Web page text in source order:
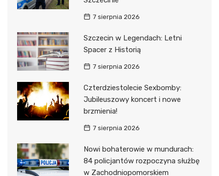
7 sierpnia 2026
Szczecin w Legendach: Letni
Spacer z Historią
7 sierpnia 2026
Czterdziestolecie Sexbomby:
Jubileuszowy koncert i nowe
brzmienia!
7 sierpnia 2026
Nowi bohaterowie w mundurach:
84 policjantów rozpoczyna służbę
w Zachodniopomorskiem